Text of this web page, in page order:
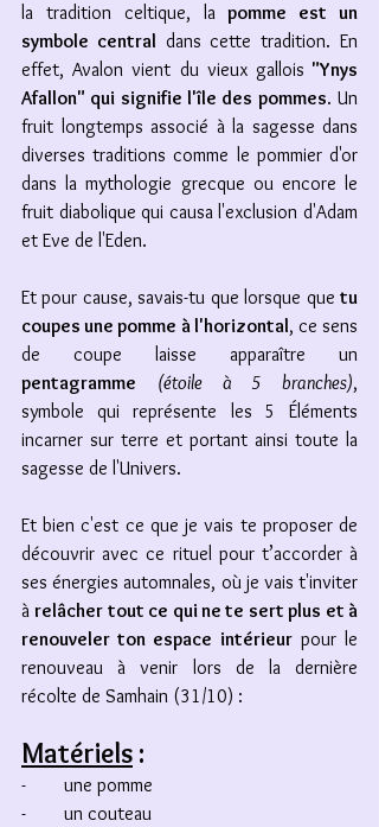
la tradition celtique, la pomme est un
symbole central dans cette tradition. En
effet, Avalon vient du vieux gallois "Ynys
Afallon" qui signifie l'île des pommes. Un
fruit longtemps associé à la sagesse dans
diverses traditions comme le pommier d'or
dans la mythologie grecque ou encore le
fruit diabolique qui causa l'exclusion d'Adam
et Eve de l'Eden.
Et pour cause, savais-tu que lorsque que tu
coupes une pomme à l'horizontal, ce sens
pentagramme
(étoile à 5 branches),
symbole qui représente les 5 Éléments
incarner sur terre et portant ainsi toute la
sagesse de l'Univers.
Et bien c'est ce que je vais te proposer de
découvrir avec ce rituel pour t’accorder à
ses énergies automnales, où je vais t'inviter
à relâcher tout ce qui ne te sert plus et à
renouveler ton espace intérieur pour le
renouveau à venir lors de la dernière
récolte de Samhain (31/10) :
Matériels :
-        une pomme
-        un couteau